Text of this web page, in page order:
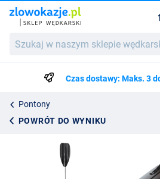
w
wędkarskim...Czas dostawy: Maks. 3
Pontony
POWRÓT DO WYNIKU
Ultimate Discovery Kayak
1484.75